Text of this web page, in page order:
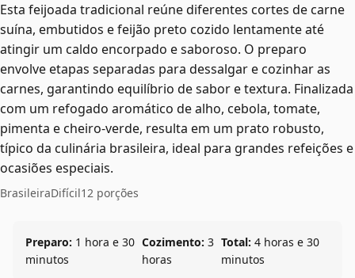
Esta feijoada tradicional reúne diferentes cortes de carne
suína, embutidos e feijão preto cozido lentamente até
atingir um caldo encorpado e saboroso. O preparo
envolve etapas separadas para dessalgar e cozinhar as
carnes, garantindo equilíbrio de sabor e textura. Finalizada
com um refogado aromático de alho, cebola, tomate,
pimenta e cheiro-verde, resulta em um prato robusto,
típico da culinária brasileira, ideal para grandes refeições e
ocasiões especiais.
BrasileiraDifícil12 porções
Preparo: 1 hora e 30
minutos
Cozimento: 3
horas
Total: 4 horas e 30
minutos